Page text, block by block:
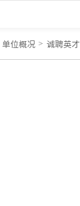
单位概况 > 诚聘英才